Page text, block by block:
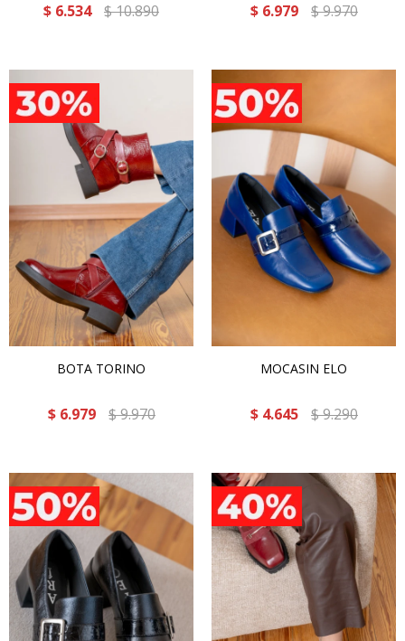
$ 6.534 $10.890 $ 6.979 $9.970
BOTA TORINO
$ 6.979 $9.970
MOCASIN ELO
$ 4.645 $9.290